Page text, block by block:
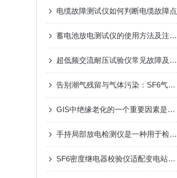
电缆故障测试仪如何判断电缆故障点
蓄电池放电测试仪的使用方法及注意事项分享
超低频交流耐压试验仪常见故障及解决方法：
告别潮气残留与气体污染：SF6气体抽真空充气装置靠多级过滤设计，实现高纯SF6气体安全充注
GIS中绝缘老化的一个重要因素是因为局部放电
手持局部放电检测仪是一种用于检测高压设备中的局部放电现象的仪器
SF6密度继电器校验仪适配变电站户外复杂环境，确保数据精准度